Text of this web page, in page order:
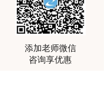
添加老师微信
咨询享优惠